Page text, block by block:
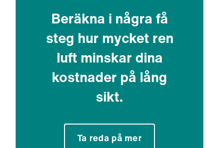
Beräkna i några få
steg hur mycket ren
luft minskar dina
kostnader på lång
sikt.
Ta reda på mer